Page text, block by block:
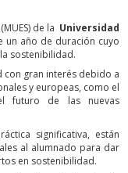
de la Universidad
un año de duración cuyo
sostenibilidad.
con gran interés debido a
y europeas, como el
futuro de las nuevas
significativa, están
al alumnado para dar
en sostenibilidad.